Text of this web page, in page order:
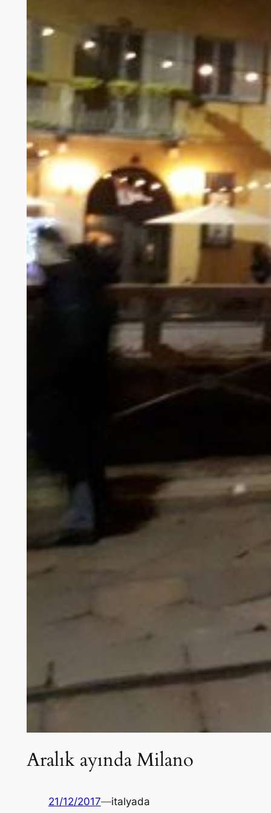
Aralık ayında Milano
21/12/2017—italyada